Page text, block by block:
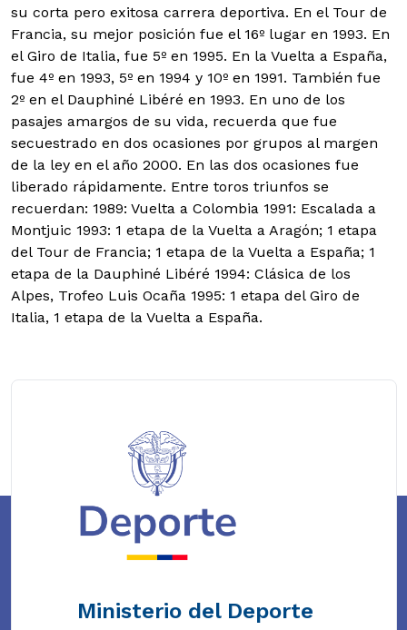
su corta pero exitosa carrera deportiva. En el Tour de
Francia, su mejor posición fue el 16º lugar en 1993. En
el Giro de Italia, fue 5º en 1995. En la Vuelta a España,
fue 4º en 1993, 5º en 1994 y 10º en 1991. También fue
2º en el Dauphiné Libéré en 1993. En uno de los
pasajes amargos de su vida, recuerda que fue
secuestrado en dos ocasiones por grupos al margen
de la ley en el año 2000. En las dos ocasiones fue
liberado rápidamente. Entre toros triunfos se
recuerdan: 1989: Vuelta a Colombia 1991: Escalada a
Montjuic 1993: 1 etapa de la Vuelta a Aragón; 1 etapa
del Tour de Francia; 1 etapa de la Vuelta a España; 1
etapa de la Dauphiné Libéré 1994: Clásica de los
Alpes, Trofeo Luis Ocaña 1995: 1 etapa del Giro de
Italia, 1 etapa de la Vuelta a España.
Ministerio del Deporte